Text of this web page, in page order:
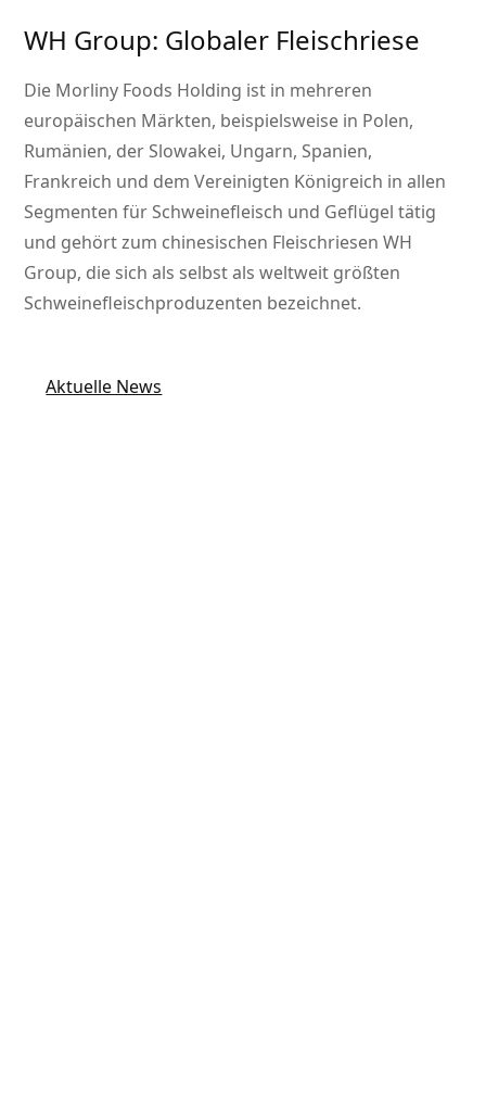
WH Group: Globaler Fleischriese
Die Morliny Foods Holding ist in mehreren
europäischen Märkten, beispielsweise in Polen,
Rumänien, der Slowakei, Ungarn, Spanien,
Frankreich und dem Vereinigten Königreich in allen
Segmenten für Schweinefleisch und Geflügel tätig
und gehört zum chinesischen Fleischriesen WH
Group, die sich als selbst als weltweit größten
Schweinefleischproduzenten bezeichnet.
Aktuelle News